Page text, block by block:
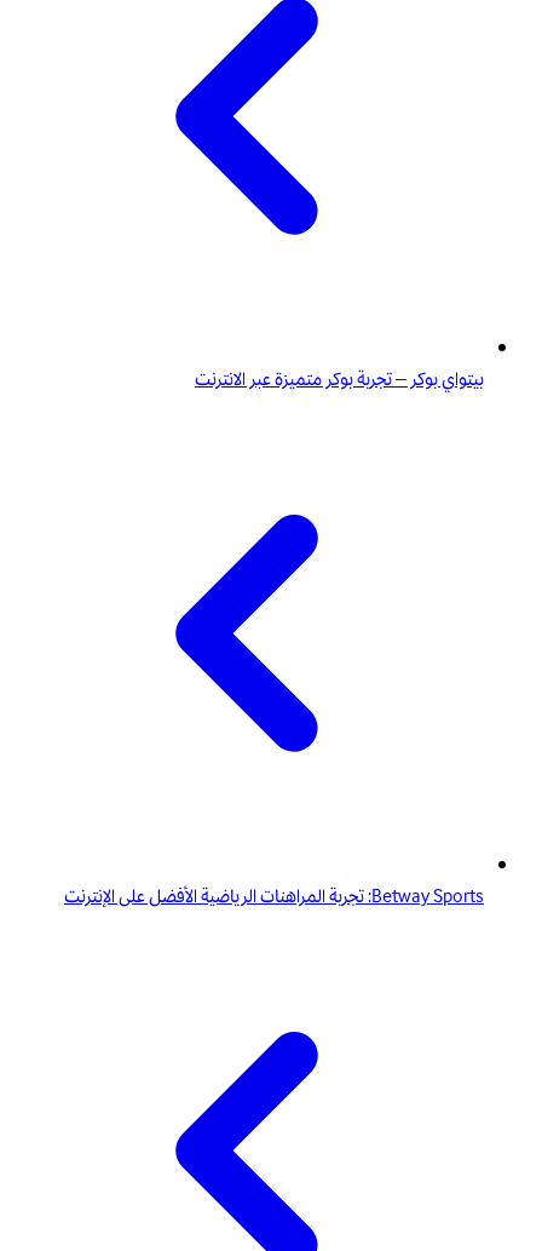
بيتواي بوكر – تجربة بوكر متميزة عبر الانترنت
Betway Sports: تجربة المراهنات الرياضية الأفضل على الإنترنت